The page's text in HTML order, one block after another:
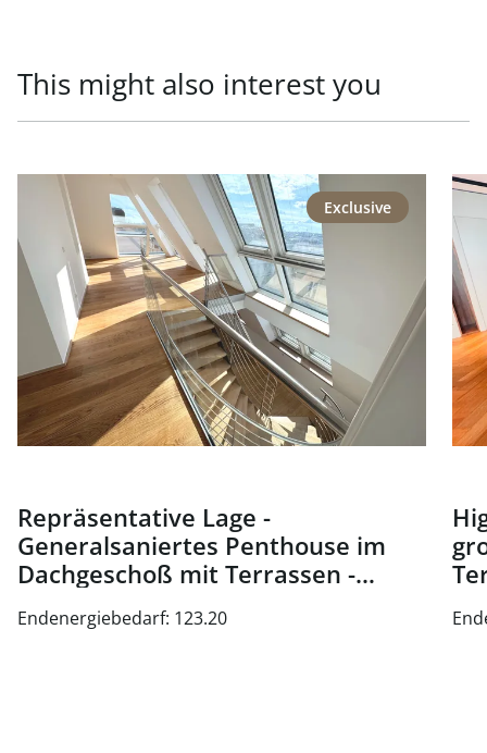
This might also interest you
link to page Repräsentative Lage - Generalsaniertes
Exclusive
Repräsentative Lage -
Generalsaniertes Penthouse im
Dachgeschoß mit Terrassen -
kaufen in 1010 Wien
Endenergiebedarf: 123.20
link